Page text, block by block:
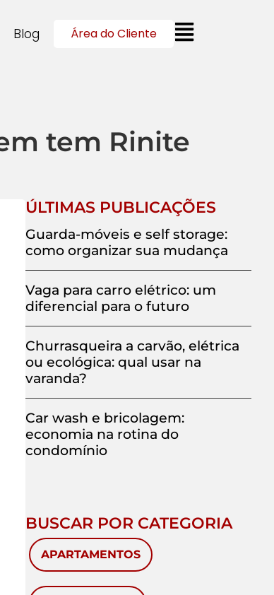
Blog Área do Cliente
tem Rinite
ÚLTIMAS PUBLICAÇÕES
Guarda-móveis e self storage:
como organizar sua mudança
Vaga para carro elétrico: um
diferencial para o futuro
Churrasqueira a carvão, elétrica
ou ecológica: qual usar na
varanda?
Car wash e bricolagem:
economia na rotina do
condomínio
BUSCAR POR CATEGORIA
APARTAMENTOS